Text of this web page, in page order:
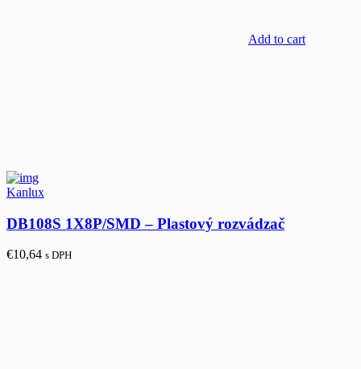
Add to cart
Kanlux
DB108S 1X8P/SMD – Plastový rozvádzač
€10,64 s DPH